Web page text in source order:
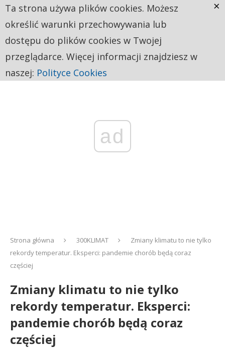
ad
Strona główna 300KLIMAT
Zmiany klimatu to nie tylko
rekordy temperatur. Eksperci: pandemie chorób będą coraz
częściej
Zmiany klimatu to nie tylko
rekordy temperatur. Eksperci:
pandemie chorób będą coraz
częściej
Ta strona używa plików cookies. Możesz
określić warunki przechowywania lub
dostępu do plików cookies w Twojej
przeglądarce. Więcej informacji znajdziesz w
naszej: Polityce Cookies
×